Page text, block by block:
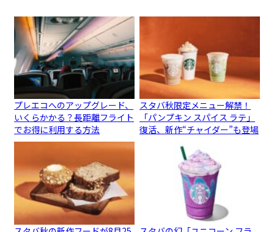
プレエコへのアップグレード、
いくらかかる？長距離フライト
でお得に利用する方法
スタバ秋限定メニュー解禁！
「パンプキン スパイス ラテ」
復活、新作“チャイダー”も登場